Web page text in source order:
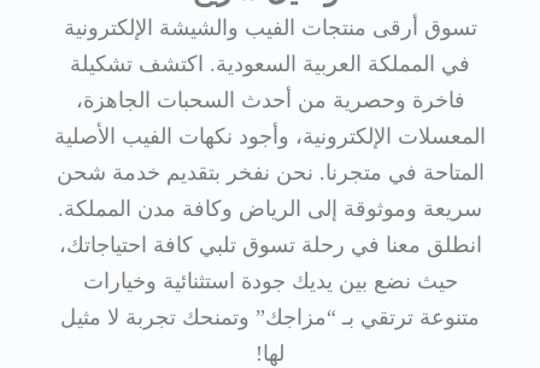
تسوق أرقى منتجات الفيب والشيشة الإلكترونية
في المملكة العربية السعودية. اكتشف تشكيلة
فاخرة وحصرية من أحدث السحبات الجاهزة،
المعسلات الإلكترونية، وأجود نكهات الفيب الأصلية
المتاحة في متجرنا. نحن نفخر بتقديم خدمة شحن
سريعة وموثوقة إلى الرياض وكافة مدن المملكة.
انطلق معنا في رحلة تسوق تلبي كافة احتياجاتك،
حيث نضع بين يديك جودة استثنائية وخيارات
متنوعة ترتقي بـ “مزاجك” وتمنحك تجربة لا مثيل
لها!